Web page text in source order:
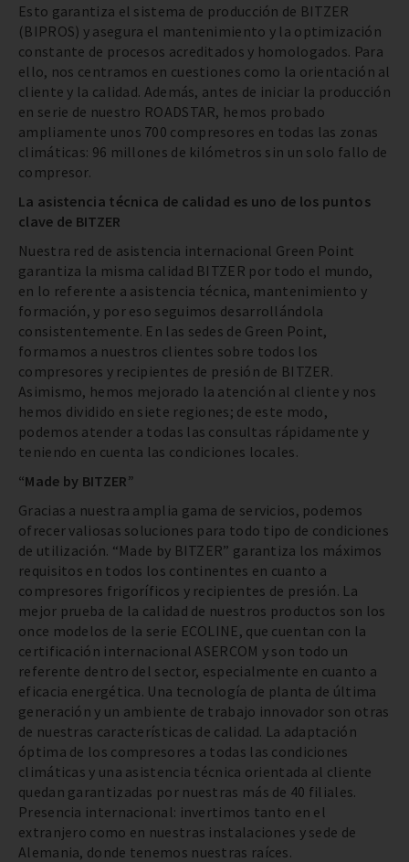
Esto garantiza el sistema de producción de BITZER
(BIPROS) y asegura el mantenimiento y la optimización
constante de procesos acreditados y homologados. Para
ello, nos centramos en cuestiones como la orientación al
cliente y la calidad. Además, antes de iniciar la producción
en serie de nuestro ROADSTAR, hemos probado
ampliamente unos 700 compresores en todas las zonas
climáticas: 96 millones de kilómetros sin un solo fallo de
compresor.
La asistencia técnica de calidad es uno de los puntos
clave de BITZER
Nuestra red de asistencia internacional Green Point
garantiza la misma calidad BITZER por todo el mundo,
en lo referente a asistencia técnica, mantenimiento y
formación, y por eso seguimos desarrollándola
consistentemente. En las sedes de Green Point,
formamos a nuestros clientes sobre todos los
compresores y recipientes de presión de BITZER.
Asimismo, hemos mejorado la atención al cliente y nos
hemos dividido en siete regiones; de este modo,
podemos atender a todas las consultas rápidamente y
teniendo en cuenta las condiciones locales.
“Made by BITZER”
Gracias a nuestra amplia gama de servicios, podemos
ofrecer valiosas soluciones para todo tipo de condiciones
de utilización. “Made by BITZER” garantiza los máximos
requisitos en todos los continentes en cuanto a
compresores frigoríficos y recipientes de presión. La
mejor prueba de la calidad de nuestros productos son los
once modelos de la serie ECOLINE, que cuentan con la
certificación internacional ASERCOM y son todo un
referente dentro del sector, especialmente en cuanto a
eficacia energética. Una tecnología de planta de última
generación y un ambiente de trabajo innovador son otras
de nuestras características de calidad. La adaptación
óptima de los compresores a todas las condiciones
climáticas y una asistencia técnica orientada al cliente
quedan garantizadas por nuestras más de 40 filiales.
Presencia internacional: invertimos tanto en el
extranjero como en nuestras instalaciones y sede de
Alemania, donde tenemos nuestras raíces.